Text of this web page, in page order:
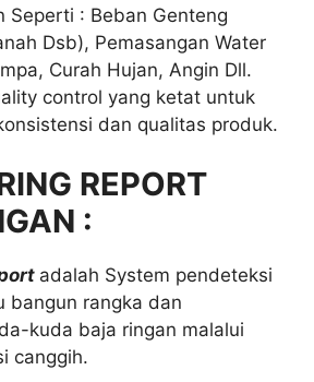
Seperti : Beban Genteng
Dsb), Pemasangan Water
Curah Hujan, Angin Dll.
control yang ketat untuk
dan qualitas produk.
REPORT
:
adalah System pendeteksi
bangun rangka dan
kuda baja ringan malalui
canggih.